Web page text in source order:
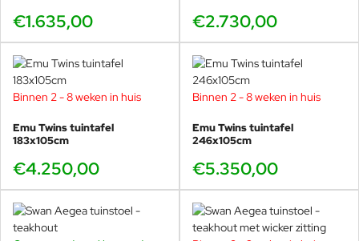
€1.635,00 €2.730,00
Binnen 2 - 8 weken in huis
Emu Twins tuintafel
183x105cm
€4.250,00
Binnen 2 - 8 weken in huis
Emu Twins tuintafel
246x105cm
€5.350,00